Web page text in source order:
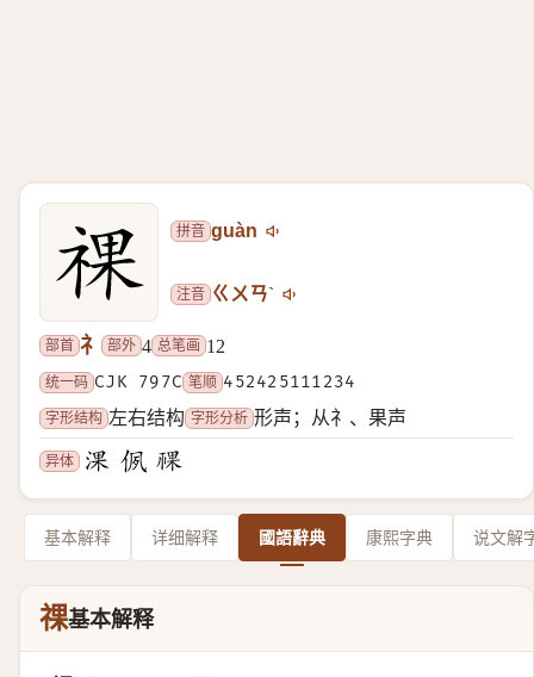
拼音 guàn
注音 ㄍㄨㄢˋ
部首 礻 部外 4 总笔画 12
统一码 CJK 797C 笔顺 452425111234
字形结构 左右结构 字形分析 形声；从礻、果声
异体
基本解释 详细解释 國語辭典 康熙字典 说文解
祼基本解释